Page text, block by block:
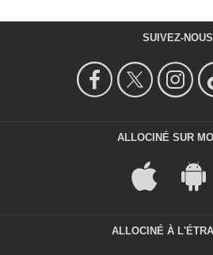
SUIVEZ-NOUS
ALLOCINÉ SUR
ALLOCINÉ À